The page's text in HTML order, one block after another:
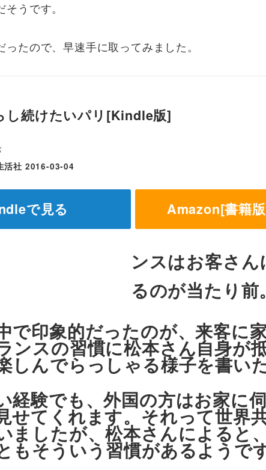
うです。
たので、早速手に取ってみました。
し続けたいパリ[Kindle版]
活社 2016-03-04
で見る Amazon[書籍
ンスはお客さ
るのが当たり前。
で印象的だったのが、来客に
ンスの習慣に松本さん自身が
しんでらっしゃる様子を書い
経験でも、外国の方はお家に
せてくれます。それって世界
ましたが、松本さんによると
もそういう習慣があるようです